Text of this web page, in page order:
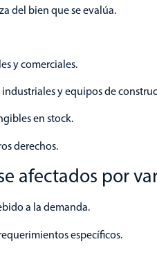
del bien que se evalúa.
y comerciales.
y equipos de
en stock.
derechos.
afectados por
a la demanda.
específicos.